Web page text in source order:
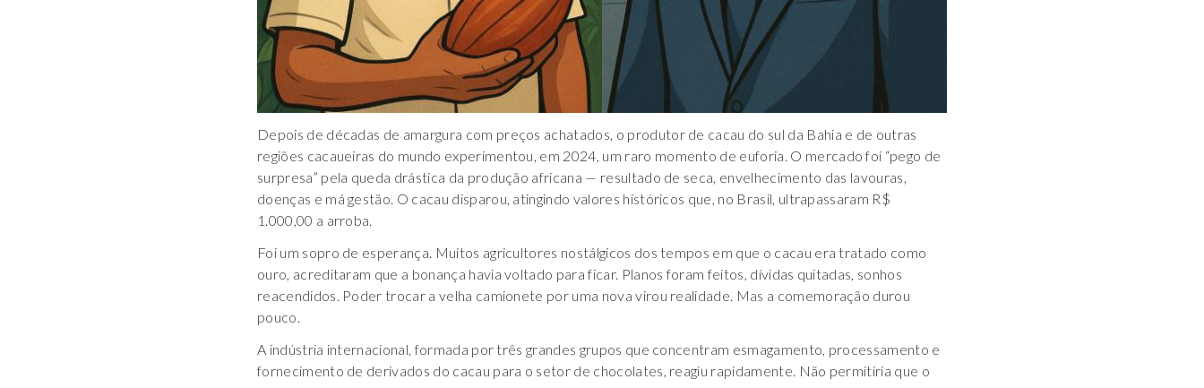
Depois de décadas de amargura com preços achatados, o produtor de cacau do sul da Bahia e de outras
regiões cacaueiras do mundo experimentou, em 2024, um raro momento de euforia. O mercado foi “pego de
surpresa” pela queda drástica da produção africana — resultado de seca, envelhecimento das lavouras,
doenças e má gestão. O cacau disparou, atingindo valores históricos que, no Brasil, ultrapassaram R$
1.000,00 a arroba.
Foi um sopro de esperança. Muitos agricultores nostálgicos dos tempos em que o cacau era tratado como
ouro, acreditaram que a bonança havia voltado para ficar. Planos foram feitos, dívidas quitadas, sonhos
reacendidos. Poder trocar a velha camionete por uma nova virou realidade. Mas a comemoração durou
pouco.
A indústria internacional, formada por três grandes grupos que concentram esmagamento, processamento e
fornecimento de derivados do cacau para o setor de chocolates, reagiu rapidamente. Não permitiria que o